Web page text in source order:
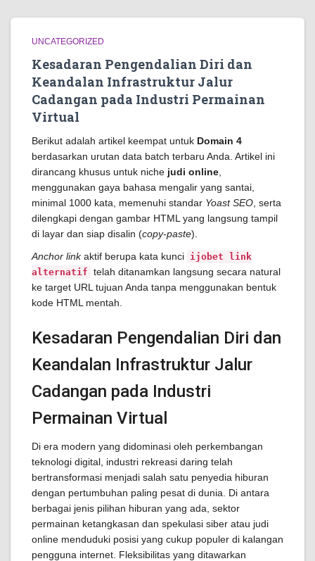
UNCATEGORIZED
Kesadaran Pengendalian Diri dan
Keandalan Infrastruktur Jalur
Cadangan pada Industri Permainan
Virtual
Berikut adalah artikel keempat untuk Domain 4
berdasarkan urutan data batch terbaru Anda. Artikel ini
dirancang khusus untuk niche judi online
menggunakan gaya bahasa mengalir yang santai,
minimal 1000 kata, memenuhi standar Yoast SEO , serta
dilengkapi dengan gambar HTML yang langsung tampil
di layar dan siap disalin (copy-paste).
Anchor linkaktif berupa kata kunci ijobet link
alternatif telah ditanamkan langsung secara natural
ke target URL tujuan Anda tanpa menggunakan bentuk
kode HTML mentah.
Kesadaran Pengendalian Diri dan
Keandalan Infrastruktur Jalur
Cadangan pada Industri
Permainan Virtual
Di era modern yang didominasi oleh perkembangan
teknologi digital, industri rekreasi daring telah
bertransformasi menjadi salah satu penyedia hiburan
dengan pertumbuhan paling pesat di dunia. Di antara
berbagai jenis pilihan hiburan yang ada, sektor
permainan ketangkasan dan spekulasi siber atau judi
online menduduki posisi yang cukup populer di kalangan
pengguna internet. Fleksibilitas yang ditawarkan